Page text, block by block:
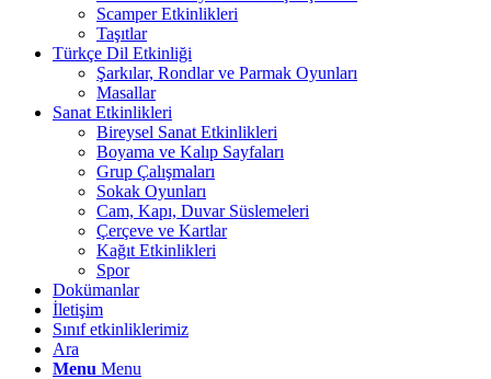
Scamper Etkinlikleri
Taşıtlar
Türkçe Dil Etkinliği
Şarkılar, Rondlar ve Parmak Oyunları
Masallar
Sanat Etkinlikleri
Bireysel Sanat Etkinlikleri
Boyama ve Kalıp Sayfaları
Grup Çalışmaları
Sokak Oyunları
Cam, Kapı, Duvar Süslemeleri
Çerçeve ve Kartlar
Kağıt Etkinlikleri
Spor
Dokümanlar
İletişim
Sınıf etkinliklerimiz
Ara
Menu Menu